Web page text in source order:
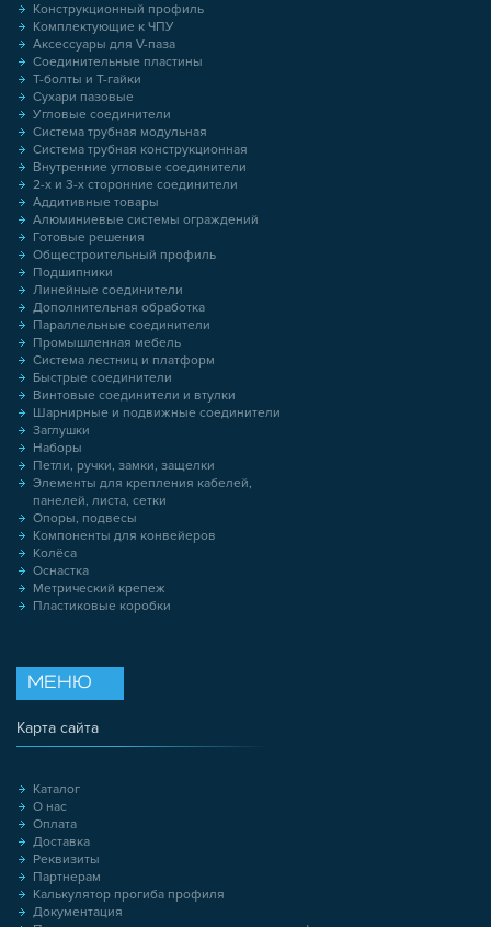
Конструкционный профиль
Комплектующие к ЧПУ
Аксессуары для V-паза
Соединительные пластины
Т-болты и Т-гайки
Сухари пазовые
Угловые соединители
Система трубная модульная
Система трубная конструкционная
Внутренние угловые соединители
2-х и 3-х сторонние соединители
Аддитивные товары
Алюминиевые системы ограждений
Готовые решения
Общестроительный профиль
Подшипники
Линейные соединители
Дополнительная обработка
Параллельные соединители
Промышленная мебель
Система лестниц и платформ
Быстрые соединители
Винтовые соединители и втулки
Шарнирные и подвижные соединители
Заглушки
Наборы
Петли, ручки, замки, защелки
Элементы для крепления кабелей,
панелей, листа, сетки
Опоры, подвесы
Компоненты для конвейеров
Колёса
Оснастка
Метрический крепеж
Пластиковые коробки
МЕНЮ
Карта сайта
Каталог
О нас
Оплата
Доставка
Реквизиты
Партнерам
Калькулятор прогиба профиля
Документация